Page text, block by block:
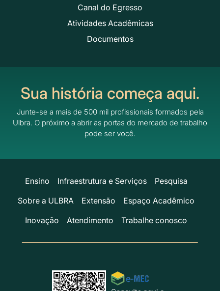
Canal do Egresso
Atividades Acadêmicas
Documentos
Sua história começa aqui.
Junte-se a mais de 500 mil profissionais formados pela
Ulbra. O próximo a abrir as portas do mercado de trabalho
pode ser você.
Ensino Infraestrutura e Serviços
Pesquisa
Sobre a ULBRA
Extensão
Espaço Acadêmico
Inovação
Atendimento Trabalhe conosco